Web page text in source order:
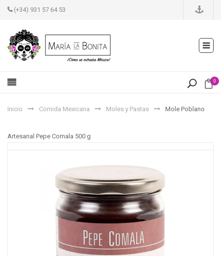
(+34) 931 57 64 53
0
Inicio Comida Mexicana Moles y Pastas Mole Poblano
Artesanal Pepe Comala 500 g